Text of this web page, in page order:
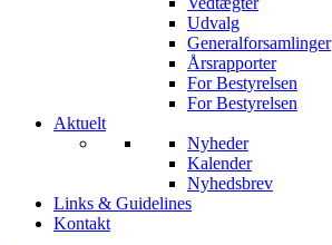
Udvalg
Generalforsamlinger
Årsrapporter
For Bestyrelsen
For Bestyrelsen
Aktuelt
Nyheder
Kalender
Nyhedsbrev
Links & Guidelines
Kontakt